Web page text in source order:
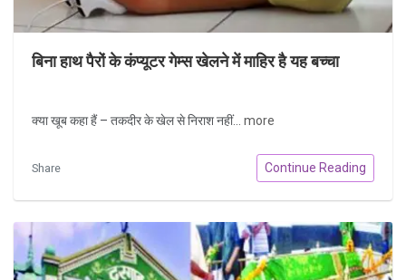
बिना हाथ पैरों के कंप्यूटर गेम्स खेलने में माहिर है यह बच्‍चा
क्या खूब कहा हैं – तकदीर के खेल से निराश नहीं... more
Share Continue Reading